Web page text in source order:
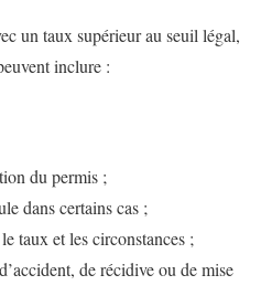
un taux supérieur au seuil légal,
inclure :
du permis ;
dans certains cas ;
taux et les circonstances ;
de récidive ou de mise